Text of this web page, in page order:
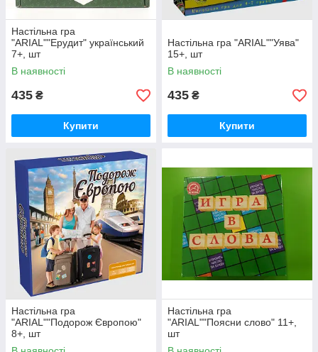
Настільна гра
"ARIAL""Ерудит" український
7+, шт
В наявності
435 ₴
Купити
Настільна гра "ARIAL""Уява"
15+, шт
В наявності
435 ₴
Купити
Настільна гра
"ARIAL""Подорож Європою"
8+, шт
Настільна гра
"ARIAL""Поясни слово" 11+,
шт